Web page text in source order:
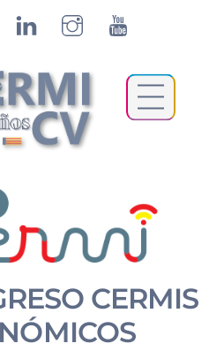
linkedininstagramyoutube
Menu
CERMIS